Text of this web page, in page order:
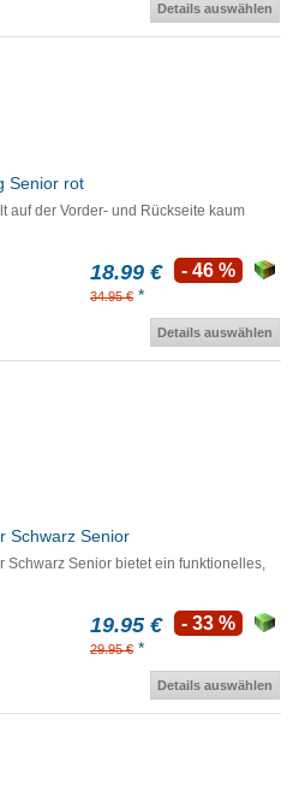
Details auswählen
Senior rot
auf der Vorder- und Rückseite kaum
18.99 €
34.95 € *
- 46 %
Details auswählen
Schwarz Senior
Schwarz Senior bietet ein funktionelles,
19.95 €
29.95 € *
- 33 %
Details auswählen